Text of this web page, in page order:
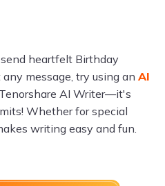
heartfelt Birthday
message, try using an AI
AI Writer—it's
Whether for special
writing easy and fun.